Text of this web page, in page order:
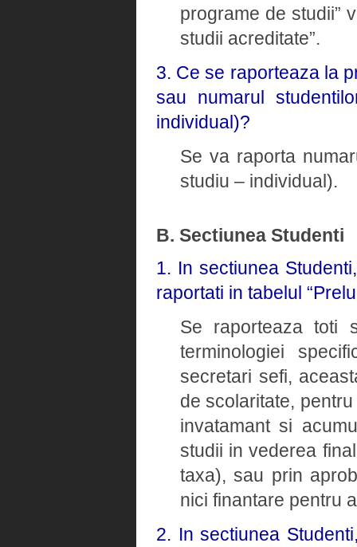
programe de studii”
studii acreditate”.
3. Ce se raporteaza la
sau numarul
individual)?
Se va raporta
studiu – individual).
B. Sectiunea Studenti
1. In sectiunea
raportati in tabelul
Se raporteaza toti
terminologiei
secretari sefi,
de scolaritate,
invatamant si
studii in vederea
taxa), sau prin
nici finantare pentru
2. In sectiunea